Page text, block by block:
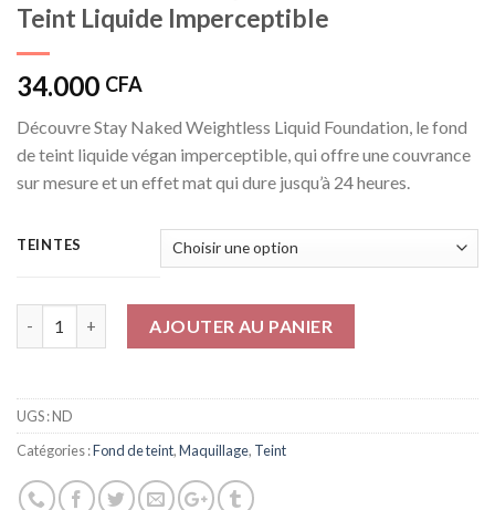
Teint Liquide Imperceptible
34.000 CFA
Découvre Stay Naked Weightless Liquid Foundation, le fond
de teint liquide végan imperceptible, qui offre une couvrance
sur mesure et un effet mat qui dure jusqu’à 24 heures.
TEINTES
AJOUTER AU PANIER
UGS :ND
Catégories :Fond de teint,Maquillage, Teint